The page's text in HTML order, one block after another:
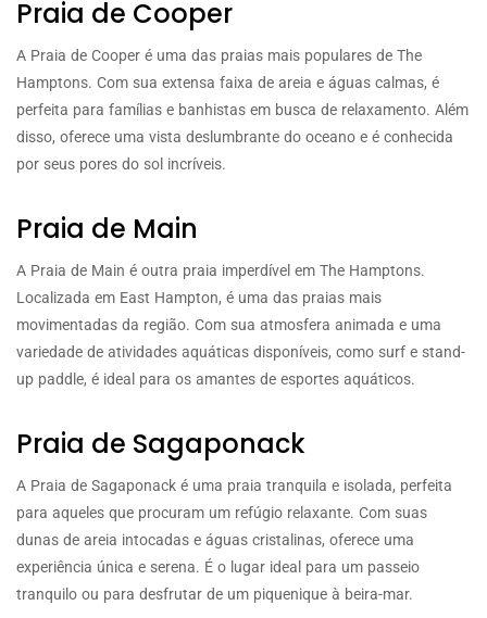
Praia de Cooper
A Praia de Cooper é uma das praias mais populares de The
Hamptons. Com sua extensa faixa de areia e águas calmas, é
perfeita para famílias e banhistas em busca de relaxamento. Além
disso, oferece uma vista deslumbrante do oceano e é conhecida
por seus pores do sol incríveis.
Praia de Main
A Praia de Main é outra praia imperdível em The Hamptons.
Localizada em East Hampton, é uma das praias mais
movimentadas da região. Com sua atmosfera animada e uma
variedade de atividades aquáticas disponíveis, como surf e stand-
up paddle, é ideal para os amantes de esportes aquáticos.
Praia de Sagaponack
A Praia de Sagaponack é uma praia tranquila e isolada, perfeita
para aqueles que procuram um refúgio relaxante. Com suas
dunas de areia intocadas e águas cristalinas, oferece uma
experiência única e serena. É o lugar ideal para um passeio
tranquilo ou para desfrutar de um piquenique à beira-mar.